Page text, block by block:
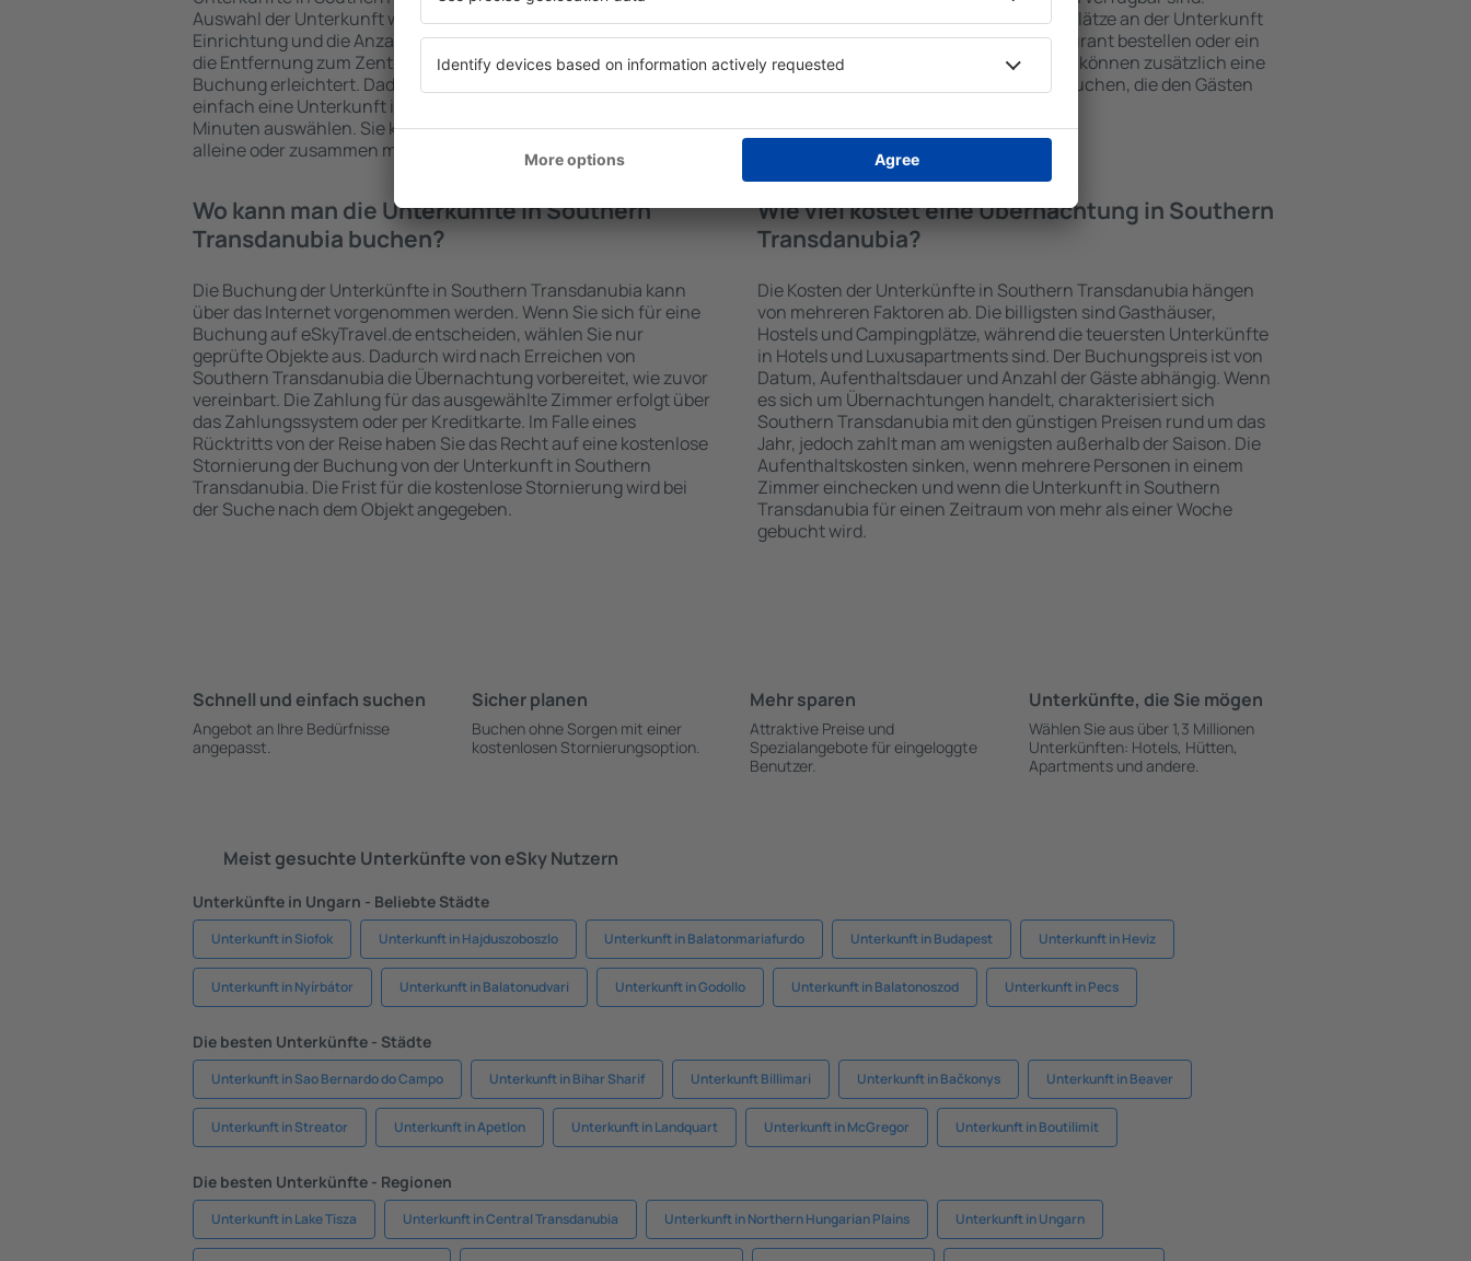
Auswahl der Unterkunft wird durch Filter für die Art der
Einrichtung und die Anzahl der Sterne, die Gästebewertungen,
die Entfernung zum Zentrum und die kostenlose Stornierung der
Buchung erleichtert. Dadurch können Sie problemlos ganz
einfach eine Unterkunft in Southern Transdanubia in wenigen
Minuten auswählen. Sie können je nach Bedarf eine Unterkunft
alleine oder zusammen mit dem Flug buchen.
Besucher können die kostenlosen Parkplätze an der Unterkunft
benutzen, eine Mahlzeit in einem Restaurant bestellen oder ein
Hotel mit Swimmingpool auswählen. Sie können zusätzlich eine
Unterkunft in Southern Transdanubia buchen, die den Gästen
Wo kann man die Unterkünfte in Southern
Transdanubia buchen?
Die Buchung der Unterkünfte in Southern Transdanubia kann
über das Internet vorgenommen werden. Wenn Sie sich für eine
Buchung auf eSkyTravel.de entscheiden, wählen Sie nur
geprüfte Objekte aus. Dadurch wird nach Erreichen von
Southern Transdanubia die Übernachtung vorbereitet, wie zuvor
vereinbart. Die Zahlung für das ausgewählte Zimmer erfolgt über
das Zahlungssystem oder per Kreditkarte. Im Falle eines
Rücktritts von der Reise haben Sie das Recht auf eine kostenlose
Stornierung der Buchung von der Unterkunft in Southern
Transdanubia. Die Frist für die kostenlose Stornierung wird bei
der Suche nach dem Objekt angegeben.
Wie viel kostet eine Übernachtung in Southern
Transdanubia?
Die Kosten der Unterkünfte in Southern Transdanubia hängen
von mehreren Faktoren ab. Die billigsten sind Gasthäuser,
Hostels und Campingplätze, während die teuersten Unterkünfte
in Hotels und Luxusapartments sind. Der Buchungspreis ist von
Datum, Aufenthaltsdauer und Anzahl der Gäste abhängig. Wenn
es sich um Übernachtungen handelt, charakterisiert sich
Southern Transdanubia mit den günstigen Preisen rund um das
Jahr, jedoch zahlt man am wenigsten außerhalb der Saison. Die
Aufenthaltskosten sinken, wenn mehrere Personen in einem
Zimmer einchecken und wenn die Unterkunft in Southern
Transdanubia für einen Zeitraum von mehr als einer Woche
gebucht wird.
Schnell und einfach suchen
Angebot an Ihre Bedürfnisse
angepasst.
Sicher planen
Buchen ohne Sorgen mit einer
kostenlosen Stornierungsoption.
Mehr sparen
Attraktive Preise und
Spezialangebote für eingeloggte
Benutzer.
Unterkünfte, die Sie mögen
Wählen Sie aus über 1,3 Millionen
Unterkünften: Hotels, Hütten,
Apartments und andere.
Meist gesuchte Unterkünfte von eSky Nutzern
Unterkünfte in Ungarn - Beliebte Städte
Unterkunft in Siofok Unterkunft in Hajduszoboszlo Unterkunft in Balatonmariafurdo Unterkunft in Budapest Unterkunft in Heviz
Unterkunft in Nyírbátor Unterkunft in Balatonudvari Unterkunft in Godollo Unterkunft in Balatonoszod Unterkunft in Pecs
Die besten Unterkünfte - Städte
Unterkunft in Sao Bernardo do Campo Unterkunft in Bihar Sharif Unterkunft Billimari Unterkunft in Bačkonys Unterkunft in Beaver
Unterkunft in Streator Unterkunft in Apetlon Unterkunft in Landquart Unterkunft in McGregor Unterkunft in Boutilimit
Die besten Unterkünfte - Regionen
Unterkunft in Lake Tisza Unterkunft in Central Transdanubia Unterkunft in Northern Hungarian Plains Unterkunft in Ungarn